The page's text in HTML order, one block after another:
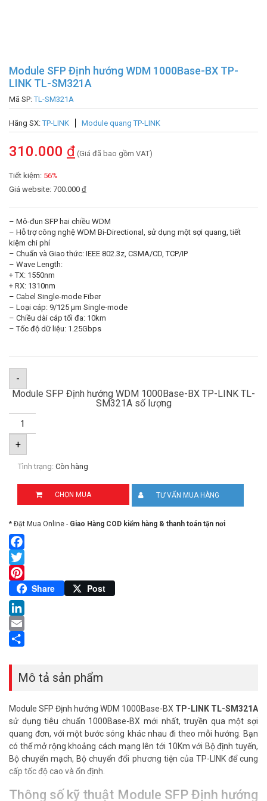
Module SFP Định hướng WDM 1000Base-BX TP-
LINK TL-SM321A
Mã SP:TL-SM321A
Hãng SX:TP-LINK Module quang TP-LINK
310.000 đ (Giá đã bao gồm VAT)
Tiết kiệm: 56%
Giá website: 700.000 đ
– Mô-đun SFP hai chiều WDM
– Hỗ trợ công nghệ WDM Bi-Directional, sử dụng một sợi quang, tiết
kiệm chi phí
– Chuẩn và Giao thức: IEEE 802.3z, CSMA/CD, TCP/IP
– Wave Length:
+ TX: 1550nm
+ RX: 1310nm
– Cabel Single-mode Fiber
– Loại cáp: 9/125 μm Single-mode
– Chiều dài cáp tối đa: 10km
– Tốc độ dữ liệu: 1.25Gbps
-
Module SFP Định hướng WDM 1000Base-BX TP-LINK TL-
SM321A số lượng
+
Tình trạng: Còn hàng
CHỌN MUA TƯ VẤN MUA HÀNG
* Đặt Mua Online - Giao Hàng COD kiểm hàng & thanh toán tận nơi
Facebook
Twitter
Pinterest
Share Post
LinkedIn
Email
Mô tả sản phẩm
Module SFP Định hướng WDM 1000Base-BX TP-LINK TL-SM321A
sử dụng tiêu chuẩn 1000Base-BX mới nhất, truyền qua một sợi
quang đơn, với một bước sóng khác nhau đi theo mỗi hướng. Bạn
có thể mở rộng khoảng cách mạng lên tới 10Km với Bộ định tuyến,
Bộ chuyển mạch, Bộ chuyển đổi phương tiện của TP-LINK để cung
cấp tốc độ cao và ổn định.
Thông số kỹ thuật Module SFP Định hướng